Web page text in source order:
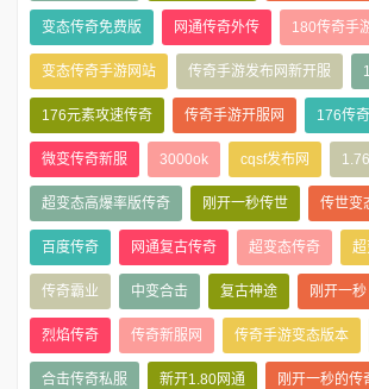
变态传奇免费版 网通传奇外传 180传奇手
变态传奇手游网站 传奇手游发布网新开服
176元素攻速传奇 传奇手游开服网 176传
微变传奇新服 3000ok cqsf发布网
超变态高爆率版传奇 刚开一秒传世 传世变
百度传奇 网通复古传奇 超变态传奇
传奇霸业 中变合击 复古神途 刚开一秒
烈焰传奇 传奇新服网 传奇手游变态版本
合击传奇私服 新开1.80网通 刚开一秒的传